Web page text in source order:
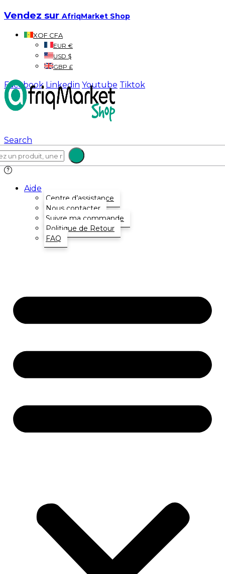
Vendez sur AfriqMarket Shop
XOF CFA
EUR €
USD $
GBP £
Facebook Linkedin Youtube Tiktok
Search
Aide
Centre d’assistance
Nous contacter
Suivre ma commande
Politique de Retour
FAQ